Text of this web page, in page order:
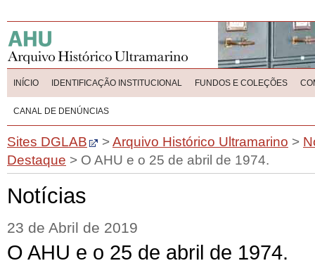
INÍCIO IDENTIFICAÇÃO INSTITUCIONAL FUNDOS E COLEÇÕES
CANAL DE DENÚNCIAS
Sites DGLAB >Arquivo Histórico Ultramarino >
Destaque > O AHU e o 25 de abril de 1974.
Notícias
23 de Abril de 2019
O AHU e o 25 de abril de 1974.